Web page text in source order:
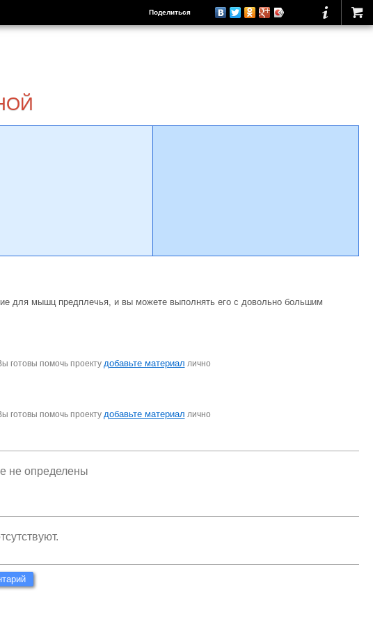
Поделиться
для мышц предплечья, и вы можете выполнять его с довольно большим
готовы помочь проекту добавьте материал лично
готовы помочь проекту добавьте материал лично
не определены